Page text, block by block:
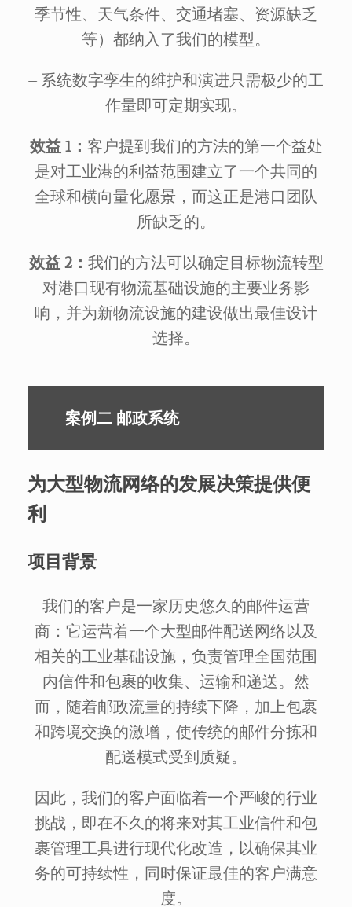
季节性、天气条件、交通堵塞、资源缺乏
等）都纳入了我们的模型。
– 系统数字孪生的维护和演进只需极少的工
作量即可定期实现。
效益 1： 客户提到我们的方法的第一个益处
是对工业港的利益范围建立了一个共同的
全球和横向量化愿景，而这正是港口团队
所缺乏的。
效益 2： 我们的方法可以确定目标物流转型
对港口现有物流基础设施的主要业务影
响，并为新物流设施的建设做出最佳设计
选择。
案例二 邮政系统
为大型物流网络的发展决策提供便
利
项目背景
我们的客户是一家历史悠久的邮件运营
商：它运营着一个大型邮件配送网络以及
相关的工业基础设施，负责管理全国范围
内信件和包裹的收集、运输和递送。然
而，随着邮政流量的持续下降，加上包裹
和跨境交换的激增，使传统的邮件分拣和
配送模式受到质疑。
因此，我们的客户面临着一个严峻的行业
挑战，即在不久的将来对其工业信件和包
裹管理工具进行现代化改造，以确保其业
务的可持续性，同时保证最佳的客户满意
度。